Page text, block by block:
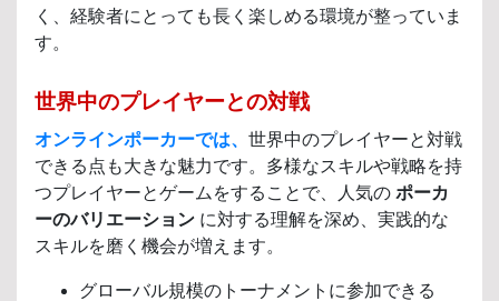
く、経験者にとっても長く楽しめる環境が整っていま
す。
世界中のプレイヤーとの対戦
オンラインポーカーでは、 世界中のプレイヤーと対戦
できる点も大きな魅力です。多様なスキルや戦略を持
つプレイヤーとゲームをすることで、人気の ポーカ
ーのバリエーション に対する理解を深め、実践的な
スキルを磨く機会が増えます。
グローバル規模のトーナメントに参加できる